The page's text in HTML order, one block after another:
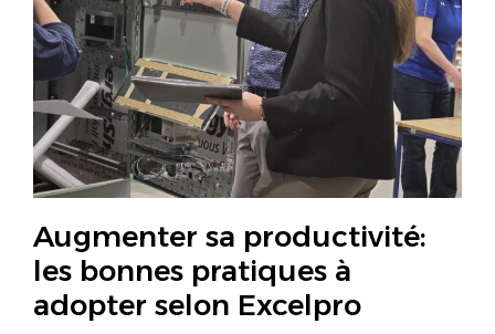
Augmenter sa productivité:
les bonnes pratiques à
adopter selon Excelpro